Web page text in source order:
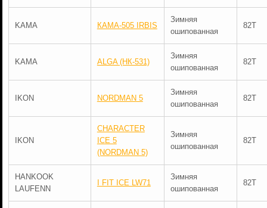
KAMA КАМА-505 IRBIS
Зимняя
ошипованная
82T
KAMA ALGA (НК-531)
Зимняя
ошипованная
82T
IKON NORDMAN 5
Зимняя
ошипованная
82T
IKON
CHARACTER
ICE 5
(NORDMAN 5)
Зимняя
ошипованная
82T
HANKOOK
LAUFENN
I FIT ICE LW71
Зимняя
ошипованная
82T